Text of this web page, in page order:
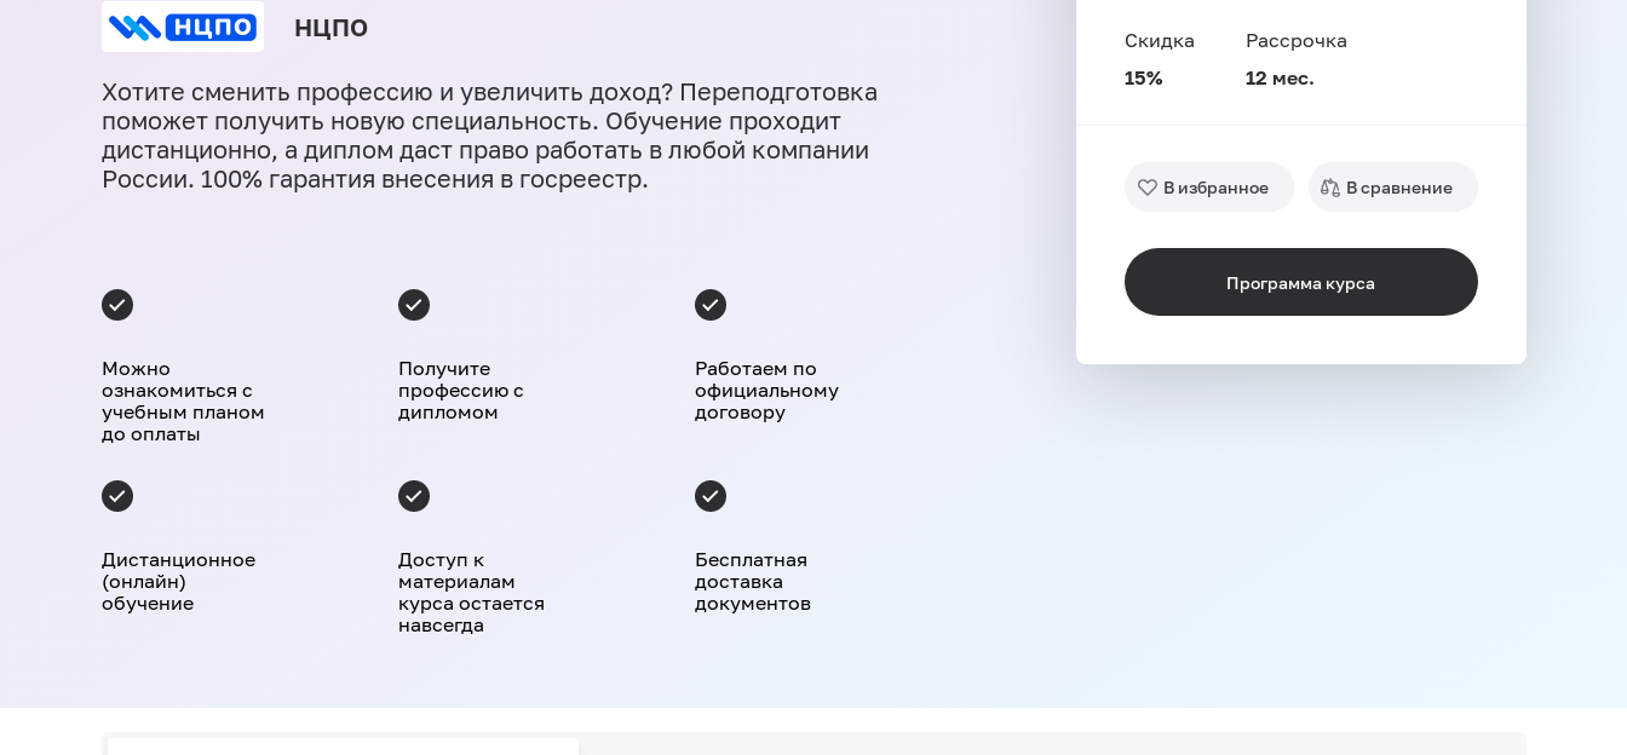
НЦПО
Хотите сменить профессию и увеличить доход? Переподготовка
поможет получить новую специальность. Обучение проходит
дистанционно, а диплом даст право работать в любой компании
России. 100% гарантия внесения в госреестр.
Можно
ознакомиться с
учебным планом
до оплаты
Получите
профессию с
дипломом
Работаем по
официальному
договору
Дистанционное
(онлайн)
обучение
Доступ к
материалам
курса остается
навсегда
Бесплатная
доставка
документов
Скидка
15%
Рассрочка
12 мес.
В избранное В сравнение
Программа курса